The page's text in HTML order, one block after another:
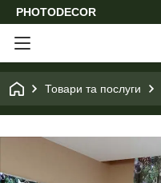
PHOTODECOR
Товари та послуги